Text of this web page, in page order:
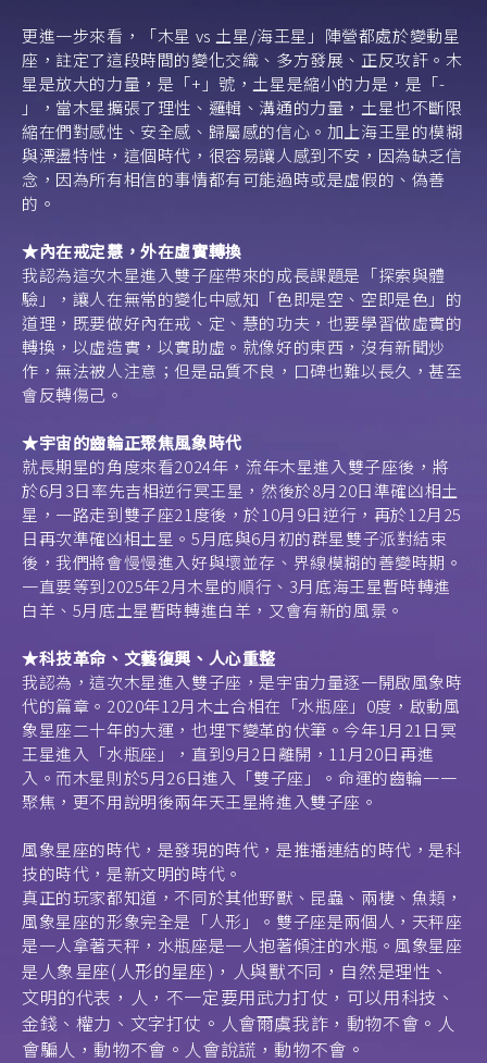
更進一步來看，「木星 vs 土星/海王星」陣營都處於變動星
座，註定了這段時間的變化交織、多方發展、正反攻訐。木
星是放大的力量，是「+」號，土星是縮小的力是，是「-
」，當木星擴張了理性、邏輯、溝通的力量，土星也不斷限
縮在們對感性、安全感、歸屬感的信心。加上海王星的模糊
與漂盪特性，這個時代，很容易讓人感到不安，因為缺乏信
念，因為所有相信的事情都有可能過時或是虛假的、偽善
的。
★內在戒定慧，外在虛實轉換
我認為這次木星進入雙子座帶來的成長課題是「探索與體
驗」，讓人在無常的變化中感知「色即是空、空即是色」的
道理，既要做好內在戒、定、慧的功夫，也要學習做虛實的
轉換，以虛造實，以實助虛。就像好的東西，沒有新聞炒
作，無法被人注意；但是品質不良，口碑也難以長久，甚至
會反轉傷己。
★宇宙的齒輪正聚焦風象時代
就長期星的角度來看2024年，流年木星進入雙子座後，將
於6月3日率先吉相逆行冥王星，然後於8月20日準確凶相土
星，一路走到雙子座21度後，於10月9日逆行，再於12月25
日再次準確凶相土星。5月底與6月初的群星雙子派對結束
後，我們將會慢慢進入好與壞並存、界線模糊的善變時期。
一直要等到2025年2月木星的順行、3月底海王星暫時轉進
白羊、5月底土星暫時轉進白羊，又會有新的風景。
★科技革命、文藝復興、人心重整
我認為，這次木星進入雙子座，是宇宙力量逐一開啟風象時
代的篇章。2020年12月木土合相在「水瓶座」0度，啟動風
象星座二十年的大運，也埋下變革的伏筆。今年1月21日冥
王星進入「水瓶座」，直到9月2日離開，11月20日再進
入。而木星則於5月26日進入「雙子座」。命運的齒輪一一
聚焦，更不用說明後兩年天王星將進入雙子座。
風象星座的時代，是發現的時代，是推播連結的時代，是科
技的時代，是新文明的時代。
真正的玩家都知道，不同於其他野獸、昆蟲、兩棲、魚類，
風象星座的形象完全是「人形」。雙子座是兩個人，天秤座
是一人拿著天秤，水瓶座是一人抱著傾注的水瓶。風象星座
是 人象星座(人形的星座)，人與獸不同，自然是理性、
文明的代表，人，不一定要用武力打仗，可以用科技、
金錢、權力、文字打仗。人會爾虞我詐，動物不會。人
會騙人，動物不會。人會說謊，動物不會。